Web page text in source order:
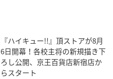
『ハイキュー!!』頂ストアが8月
6日開幕！各校主将の新規描き下
ろし公開、京王百貨店新宿店か
らスタート